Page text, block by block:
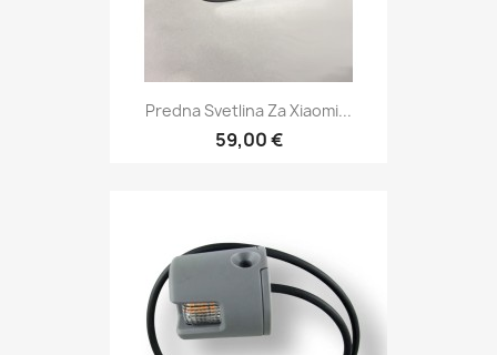
Predna Svetlina Za Xiaomi...
59,00 €